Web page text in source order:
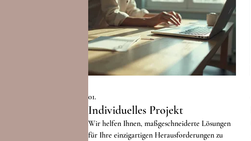
01.
Individuelles Projekt
Wir helfen Ihnen, maßgeschneiderte Lösungen
für Ihre einzigartigen Herausforderungen zu